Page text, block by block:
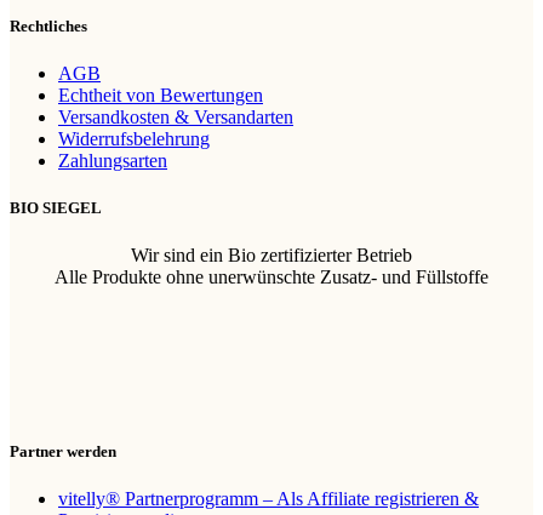
Rechtliches
AGB
Echtheit von Bewertungen
Versandkosten & Versandarten
Widerrufsbelehrung
Zahlungsarten
BIO SIEGEL
Wir sind ein Bio zertifizierter Betrieb
Alle Produkte ohne unerwünschte Zusatz- und Füllstoffe
Partner werden
vitelly® Partnerprogramm – Als Affiliate registrieren &